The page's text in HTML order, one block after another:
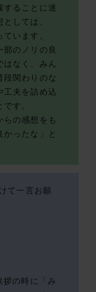
することに迷
しては、
います。
のノリの良
はなく、みん
段関わりのな
工夫を詰め込
す。
らの感想をも
ったな」と
て一言お願
拶の時に「み